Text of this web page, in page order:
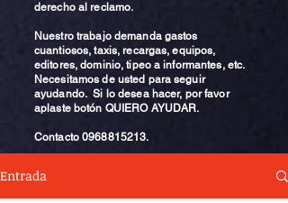
derecho al reclamo.
Nuestro trabajo demanda gastos
cuantiosos, taxis, recargas, equipos,
editores, dominio, tipeo a informantes, etc.
Necesitamos de usted para seguir
ayudando. Si lo desea hacer, por favor
aplaste botón QUIERO AYUDAR.
Contacto0968815213.
Entrada